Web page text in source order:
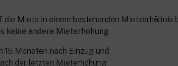
die Miete in einem bestehenden Mietverhältnis
keine andere Mieterhöhung
15 Monaten nach Einzug und
der letzten Mieterhöhung